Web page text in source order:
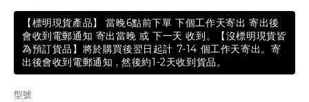
【標明現貨產品】 當晚6點前下單 下個工作天寄出 寄出後
會收到電郵通知 寄出當晚 或 下一天 收到。【沒標明現貨皆
為預訂貨品】將於購買後翌日起計 7-14 個工作天寄出。寄
出後會收到電郵通知 , 然後約1-2天收到貨品。
型號